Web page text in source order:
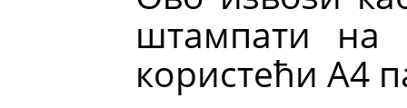
штампати на
користећи А4